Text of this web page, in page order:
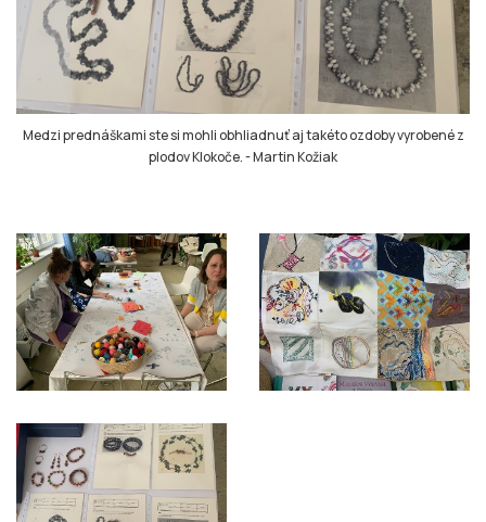
Medzi prednáškami ste si mohli obhliadnuť aj takéto ozdoby vyrobené z
plodov Klokoče.-Martin Kožiak